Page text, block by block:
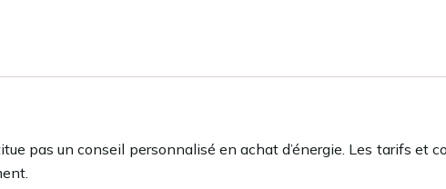
pas un conseil personnalisé en achat d’énergie. Les tarifs